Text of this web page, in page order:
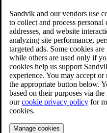
Sandvik and our vendors use
to collect and process
addresses, and website
analyzing site performance,
targeted ads. Some cookies
while others are used only if
cookies help us support
experience. You may accept
the appropriate button below.
based on their purposes via
ourcookie privacy policy for
cookies.
Manage cookies